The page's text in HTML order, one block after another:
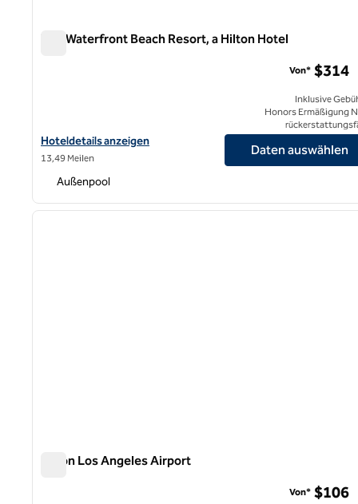
The Waterfront Beach Resort, a Hilton Hotel
Hoteldetails für The Waterfront Beach Resort, a Hilton Hotel
Hoteldetails anzeigen
13,49 Meilen
Von* $314
Inklusive
Honors Ermäßigung
Daten auswählen
Außenpool
1 von 12
Hilton Los Angeles Airport
Von* $106